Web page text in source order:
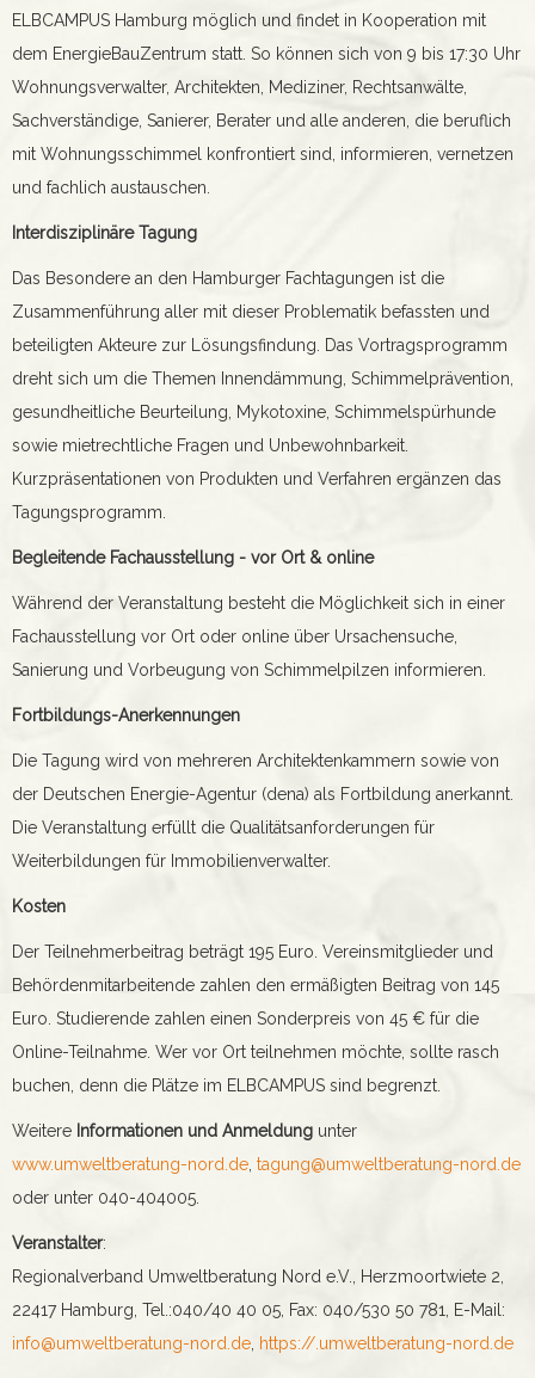
ELBCAMPUS Hamburg möglich und findet in Kooperation mit
dem EnergieBauZentrum statt. So können sich von 9 bis 17:30 Uhr
Wohnungsverwalter, Architekten, Mediziner, Rechtsanwälte,
Sachverständige, Sanierer, Berater und alle anderen, die beruflich
mit Wohnungsschimmel konfrontiert sind, informieren, vernetzen
und fachlich austauschen.
Interdisziplinäre Tagung
Das Besondere an den Hamburger Fachtagungen ist die
Zusammenführung aller mit dieser Problematik befassten und
beteiligten Akteure zur Lösungsfindung. Das Vortragsprogramm
dreht sich um die Themen Innendämmung, Schimmelprävention,
gesundheitliche Beurteilung, Mykotoxine, Schimmelspürhunde
sowie mietrechtliche Fragen und Unbewohnbarkeit.
Kurzpräsentationen von Produkten und Verfahren ergänzen das
Tagungsprogramm.
Begleitende Fachausstellung - vor Ort & online
Während der Veranstaltung besteht die Möglichkeit sich in einer
Fachausstellung vor Ort oder online über Ursachensuche,
Sanierung und Vorbeugung von Schimmelpilzen informieren.
Fortbildungs-Anerkennungen
Die Tagung wird von mehreren Architektenkammern sowie von
der Deutschen Energie-Agentur (dena) als Fortbildung anerkannt.
Die Veranstaltung erfüllt die Qualitätsanforderungen für
Weiterbildungen für Immobilienverwalter.
Kosten
Der Teilnehmerbeitrag beträgt 195 Euro. Vereinsmitglieder und
Behördenmitarbeitende zahlen den ermäßigten Beitrag von 145
Euro. Studierende zahlen einen Sonderpreis von 45 € für die
Online-Teilnahme. Wer vor Ort teilnehmen möchte, sollte rasch
buchen, denn die Plätze im ELBCAMPUS sind begrenzt.
Weitere Informationen und Anmeldung unter
www.umweltberatung-nord.de tagung@umweltberatung-nord.de
oder unter 040-404005.
Veranstalter:
Regionalverband Umweltberatung Nord e.V., Herzmoortwiete 2,
22417 Hamburg, Tel.:040/40 40 05, Fax: 040/530 50 781, E-Mail:
info@umweltberatung-nord.de https://.umweltberatung-nord.de